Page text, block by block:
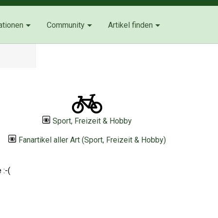
Community Artikel finden
Sport, Freizeit & Hobby
Fanartikel aller Art (Sport, Freizeit & Hobby)
:-(